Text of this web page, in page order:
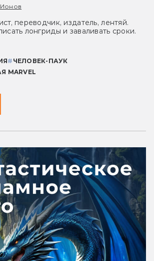
переводчик, издатель, лентяй.
лонгриды и заваливать сроки.
# ЧЕЛОВЕК-ПАУК
MARVEL